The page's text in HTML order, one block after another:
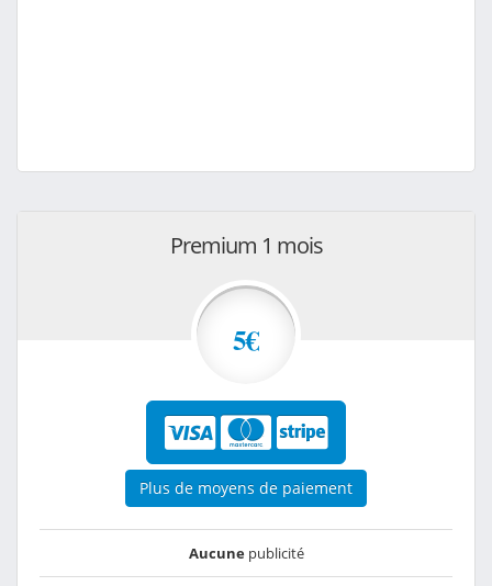
Premium 1 mois
5€
Plus de moyens de paiement
Aucunepublicité